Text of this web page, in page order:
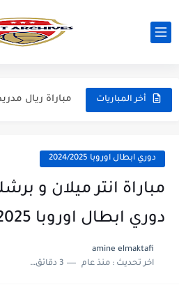
أخر المباريات مباراة ريال مدريد
مباراة برشلونة و
مباراة سيلتيك و
دوري ابطال اوروبا 2024/2025
مباراة انتر ميلان و
دوري ابطال اوروبا 2024/2025
amine elmaktafi
اخر تحديث :منذ عام 3 دقائق للقراءة